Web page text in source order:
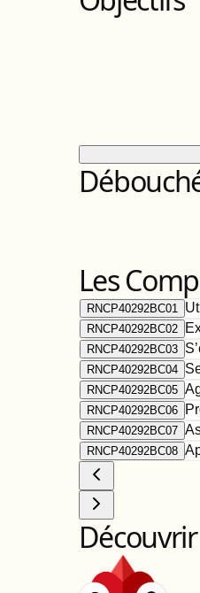
Les
RNCP40292BC01
RNCP40292BC02
RNCP40292BC03
RNCP40292BC04
RNCP40292BC05
RNCP40292BC06
RNCP40292BC07
RNCP40292BC08